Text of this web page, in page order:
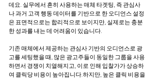
데요. 실무에서 흔히 사용하는 매체 타겟팅, 즉 관심사
나 과거 고객 행동 데이터를 기반으로 한 오디언스 설정
은 표면적으로는 합리적으로 보이지만, 실제로는 충분
한 성과를 내는 데 어려움이 있습니다.
기존 매체에서 제공하는 관심사 기반의 오디언스로 광
고를 세팅했을 때, 많은 광고주들이 동일한 그룹을 사용
하면서 경쟁이 치열해지고, 이로 인해 입찰가가 상승하
여 클릭당 비용이 높아집니다.하지만, 높은 클릭 비용을